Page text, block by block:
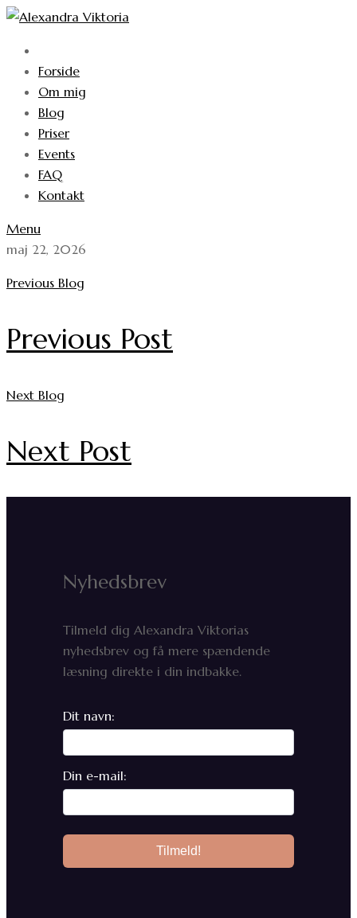
Forside
Om mig
Blog
Priser
Events
FAQ
Kontakt
Menu
maj 22, 2026
Previous Blog
Previous Post
Next Blog
Next Post
Nyhedsbrev
Tilmeld dig Alexandra Viktorias
nyhedsbrev og få mere spændende
læsning direkte i din indbakke.
Dit navn:
Din e-mail: